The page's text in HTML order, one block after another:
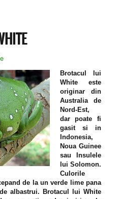
Brotacul lui
White este
originar din
Australia de
Nord-Est,
dar poate fi
gasit si in
Indonesia,
Noua Guinee
sau Insulele
lui Solomon.
Culorile
de la un verde lime pana
albastrui. Brotacul lui White